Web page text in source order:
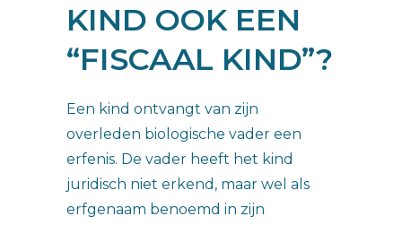
KIND OOK EEN
“FISCAAL KIND”?
Een kind ontvangt van zijn
overleden biologische vader een
erfenis. De vader heeft het kind
juridisch niet erkend, maar wel als
erfgenaam benoemd in zijn